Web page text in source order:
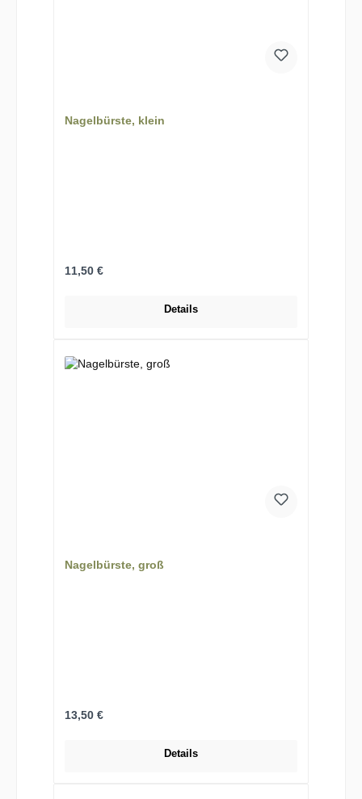
Nagelbürste, klein
Regulärer Preis:
11,50 €
Details
Nagelbürste, groß
Regulärer Preis:
13,50 €
Details